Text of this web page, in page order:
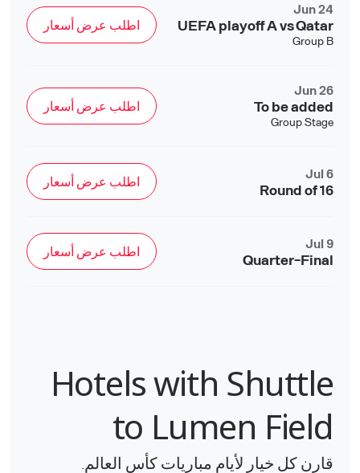
Jun 24
UEFA playoff A vs Qatar
Group B
اطلب عرض أسعار
Jun 26
To be added
Group Stage
اطلب عرض أسعار
Jul 6
Round of 16 اطلب عرض أسعار
Jul 9
Quarter-Final اطلب عرض أسعار
Hotels with Shuttle
to Lumen Field
قارن كل خيار لأيام مباريات كأس العالم.